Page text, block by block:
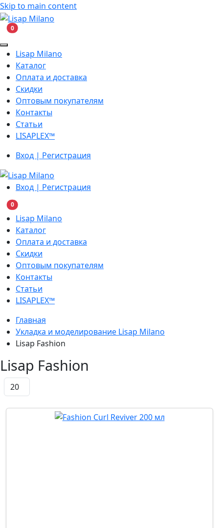
Skip to main content
0В корзину
Lisap Milano
Каталог
Оплата и доставка
Скидки
Оптовым покупателям
Контакты
Статьи
LISAPLEX™
Вход | Регистрация
Вход | Регистрация
0В корзину
Lisap Milano
Каталог
Оплата и доставка
Скидки
Оптовым покупателям
Контакты
Статьи
LISAPLEX™
Главная
Укладка и моделирование Lisap Milano
Lisap Fashion
Lisap Fashion